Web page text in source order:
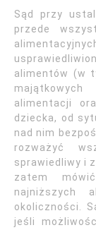
Sąd przy
przede
alimentów (w
alimentacji
dziecka, od
nad nim
rozważyć
sprawiedliwy i
zatem
najniższych
okoliczności.
jeśli